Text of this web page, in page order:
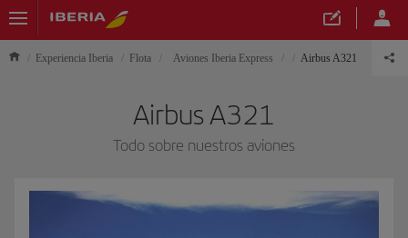
Experiencia Iberia Flota Aviones Iberia Express Airbus A321
Airbus A321
Todo sobre nuestros aviones